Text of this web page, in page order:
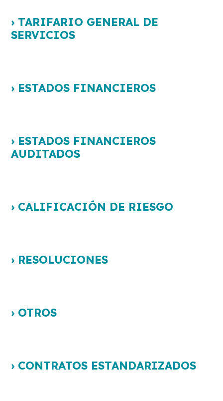
› TARIFARIO GENERAL DE
SERVICIOS
› ESTADOS FINANCIEROS
› ESTADOS FINANCIEROS
AUDITADOS
› CALIFICACIÓN DE RIESGO
› RESOLUCIONES
› OTROS
› CONTRATOS ESTANDARIZADOS